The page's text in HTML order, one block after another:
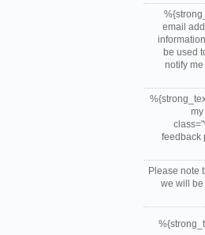
email
be used
notify
feedback
Please note
we will